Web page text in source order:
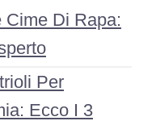
Cime Di Rapa:
Per
Ecco I 3